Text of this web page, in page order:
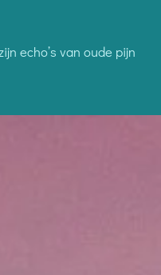
echo’s van oude pijn